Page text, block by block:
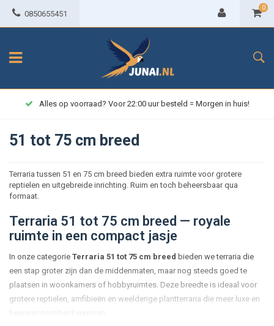
0850655451
0
Alles op voorraad? Voor 22:00 uur besteld = Morgen in huis!
51 tot 75 cm breed
Terraria tussen 51 en 75 cm breed bieden extra ruimte voor grotere
reptielen en uitgebreide inrichting. Ruim en toch beheersbaar qua
formaat.
Terraria 51 tot 75 cm breed — royale
ruimte in een compact jasje
In onze categorie Terraria 51 tot 75 cm breed bieden we terraria die
een stap groter zijn dan de middenmaten, maar nog steeds goed te
plaatsen in woonkamers of hobbyruimtes. Deze breedte is ideaal voor
grotere reptielen, amfibieën en weelderige plantterraria die meer luxe en